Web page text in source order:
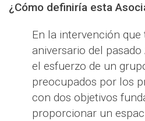
¿Cómo definiría esta
En la intervención
aniversario del
el esfuerzo de un
preocupados por los
con dos objetivos
proporcionar un